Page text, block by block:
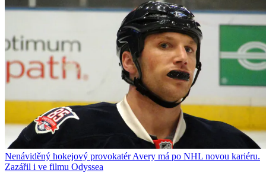
Nenáviděný hokejový provokatér Avery má po NHL novou kariéru.
Zazářil i ve filmu Odyssea